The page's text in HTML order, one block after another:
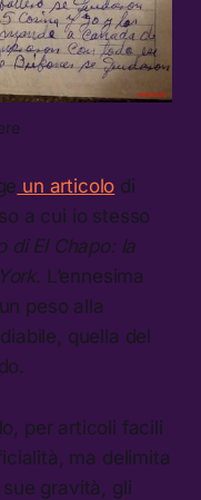
un articolo di
a cui io stesso
di El Chapo: la
. L’ennesima
peso alla
quella del
per articoli facili
ma delimita
gravità, gli